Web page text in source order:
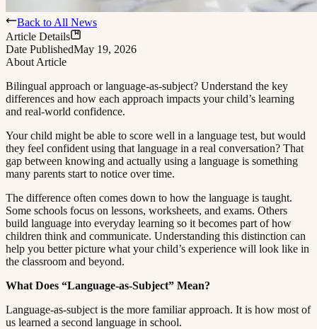
Back to All News
Article Details
Date PublishedMay 19, 2026
About Article
Bilingual approach or language-as-subject? Understand the key
differences and how each approach impacts your child’s learning
and real-world confidence.​​​​‌ ‍ ​‍​‍‌‍ ‌ ​‍‌‍‍‌‌‍‌ ‌‍‍‌‌‍ ‍​‍​‍​ ‍‍​‍​‍‌ ​ ‌‍​‌‌‍ ‍‌‍‍‌‌ ‌​‌ ‍‌​‍ ‍‌‍‍‌‌‍ ​‍​‍​‍ ​​‍​‍‌‍‍​‌ ​‍‌‍‌‌‌‍‌‍​‍​‍​ ‍‍​‍​‍​‍ ‌ ​ ‌ ‌​‌ ‌‌‌‍‌​‌‍‍‌‌‍ ​‍ ‌‍‍‌‌‍ ‍‌ ‌​‌‍‌‌‌‍ ‍‌ ‌​​‍ ‌‍‌‌‌‍‌​‌‍‍‌‌ ‌​​‍ ‌‍ ‌‌‍ ‌‍‌​‌‍‌‌​ ‌‌ ​​‌ ​‍‌‍‌‌‌ ​ ‌‍‌‌‌‍ ‍‌ ‌​‌‍​‌‌ ‌​‌‍‍‌‌‍ ‌‍ ‍​ ‍ ‌‍‍‌‌‍‌​​ ‌​ ‍​‌‍​‍​ ‌‍‌‍‌​​ ‌​​ ‍‌‌‍‌‌​ ‍‌​‍ ‌​ ​ ​ ‌​‌‍‌​‌‍‌​​‍ ‌​ ‌​​ ​‍​ ​ ​ ‌‍​‍ ‌​ ‍‌​ ​‍‌‍‌​​ ​‌​‍ ‌‌‍‌‌​ ​​‌‍‌‍​ ​‌‌‍‌‌​ ‍‌​ ‌‌​ ‌​‌‍​‍‌‍‌‍‌‍‌​​ ​‌​ ‍ ‌ ‌​‌ ‍‌‌ ​​‌‍‌‌​ ‌‌‍ ‍‌‍‌‌‌ ‌ ‌ ​ ​ ‍ ‌ ​​‌‍​‌‌ ‌​‌‍‍​​ ‌‌‍‌​‌‍‌‌‌ ​ ‌‍​ ‌ ​‍‌‍‍‌‌ ​​‌ ‌​‌‍‍‌‌‍ ‌‍ ‍​ ‌‍​‍‌‍​‌‌ ​ ‌‍‌‌‌‌‌‌‌ ​‍‌‍ ​​ ‌​‍‌‌​ ​‍‌​‌‍‌ ​ ‌ ‌​‌ ‌‌‌‍‌​‌‍‍‌‌‍ ​‍‌‍‌‍‍‌‌‍‌​​ ‌​ ‍​‌‍​‍​ ‌‍‌‍‌​​ ‌​​ ‍‌‌‍‌‌​ ‍‌​‍ ‌​ ​ ​ ‌​‌‍‌​‌‍‌​​‍ ‌​ ‌​​ ​‍​ ​ ​ ‌‍​‍ ‌​ ‍‌​ ​‍‌‍‌​​ ​‌​‍ ‌‌‍‌‌​ ​​‌‍‌‍​ ​‌‌‍‌‌​ ‍‌​ ‌‌​ ‌​‌‍​‍‌‍‌‍‌‍‌​​ ​‌​‍‌‍‌ ‌​‌ ‍‌‌ ​​‌‍‌‌​ ‌‌‍ ‍‌‍‌‌‌ ‌ ‌ ​ ​‍‌‍‌ ​​‌‍​‌‌ ‌​‌‍‍​​ ‌‌‍‌​‌‍‌‌‌ ​ ‌‍​ ‌ ​‍‌‍‍‌‌ ​​‌ ‌​‌‍‍‌‌‍ ‌‍ ‍​‍‌‍‌ ​​‌‍‌‌‌ ​‍‌ ​ ‌ ​​‌‍‌‌‌‍​ ‌ ‌​‌‍‍‌‌ ‌‍‌‍‌‌​ ‌‌ ​​‌ ‌‌‌‍​‍‌‍ ​‌‍‍‌‌ ​ ‌‍‍​‌‍‌‌‌‍‌​​‍​‍‌ ‌
Your child might be able to score well in a language test, but would
they feel confident using that language in a real conversation? That
gap between knowing and actually using a language is something
many parents start to notice over time.​​​​‌ ‍ ​‍​‍‌‍ ‌ ​‍‌‍‍‌‌‍‌ ‌‍‍‌‌‍ ‍​‍​‍​ ‍‍​‍​‍‌ ​ ‌‍​‌‌‍ ‍‌‍‍‌‌ ‌​‌ ‍‌​‍ ‍‌‍‍‌‌‍ ​‍​‍​‍ ​​‍​‍‌‍‍​‌ ​‍‌‍‌‌‌‍‌‍​‍​‍​ ‍‍​‍​‍​‍ ‌ ​ ‌ ‌​‌ ‌‌‌‍‌​‌‍‍‌‌‍ ​‍ ‌‍‍‌‌‍ ‍‌ ‌​‌‍‌‌‌‍ ‍‌ ‌​​‍ ‌‍‌‌‌‍‌​‌‍‍‌‌ ‌​​‍ ‌‍ ‌‌‍ ‌‍‌​‌‍‌‌​ ‌‌ ​​‌ ​‍‌‍‌‌‌ ​ ‌‍‌‌‌‍ ‍‌ ‌​‌‍​‌‌ ‌​‌‍‍‌‌‍ ‌‍ ‍​ ‍ ‌‍‍‌‌‍‌​​ ‌​ ‍​‌‍​‍​ ‌‍‌‍‌​​ ‌​​ ‍‌‌‍‌‌​ ‍‌​‍ ‌​ ​ ​ ‌​‌‍‌​‌‍‌​​‍ ‌​ ‌​​ ​‍​ ​ ​ ‌‍​‍ ‌​ ‍‌​ ​‍‌‍‌​​ ​‌​‍ ‌‌‍‌‌​ ​​‌‍‌‍​ ​‌‌‍‌‌​ ‍‌​ ‌‌​ ‌​‌‍​‍‌‍‌‍‌‍‌​​ ​‌​ ‍ ‌ ‌​‌ ‍‌‌ ​​‌‍‌‌​ ‌‌‍ ‍‌‍‌‌‌ ‌ ‌ ​ ​ ‍ ‌ ​​‌‍​‌‌ ‌​‌‍‍​​ ‌‌‍​ ‌‍ ‌‍ ‍‌ ‌​‌‍‌‌‌‍ ‍‌ ‌​​‍‌‌​ ‌‌‌​​‍‌‌ ‌‍‍ ‌‍‌‌‌ ‍‌​‍‌‌​ ​ ‌​‌​​‍‌‌​ ​ ‌​‌​​‍‌‌​ ​‍​ ​‍‌‍​‌​ ‌ ​ ​ ‌‍​‌​ ‌ ​ ​‍​ ‌ ​ ‌‍‌‍‌‌​ ​ ​ ​‍‌‍‌​​‍‌‌​ ​‍​ ​‍​‍‌‌​ ‌‌‌​‌​​‍ ‍‌‍​ ‌‍‍​‌‍‍‌‌‍ ​‌‍‌​‌ ​‍‌‍‌‌‌‍ ‍​‍‌‌​ ‌‌‌​​‍‌‌ ‌‍‍ ‌‍‌‌‌ ‍‌​‍‌‌​ ​ ‌​‌​​‍‌‌​ ​ ‌​‌​​‍‌‌​ ​‍​ ​‍​ ‌​​ ​ ‌‍​‍‌‍‌​​ ‌​​ ​‌‌‍​‍​ ‌‍‌‍‌‌‌‍‌‌​ ‍‌‌‍​‌​‍‌‌​ ​‍​ ​‍​‍‌‌​ ‌‌‌​‌​​‍ ‍‌ ‌​‌‍‌‌‌ ‍​‌ ‌​​ ‌‍​‍‌‍​‌‌ ​ ‌‍‌‌‌‌‌‌‌ ​‍‌‍ ​​ ‌​‍‌‌​ ​‍‌​‌‍‌ ​ ‌ ‌​‌ ‌‌‌‍‌​‌‍‍‌‌‍ ​‍‌‍‌‍‍‌‌‍‌​​ ‌​ ‍​‌‍​‍​ ‌‍‌‍‌​​ ‌​​ ‍‌‌‍‌‌​ ‍‌​‍ ‌​ ​ ​ ‌​‌‍‌​‌‍‌​​‍ ‌​ ‌​​ ​‍​ ​ ​ ‌‍​‍ ‌​ ‍‌​ ​‍‌‍‌​​ ​‌​‍ ‌‌‍‌‌​ ​​‌‍‌‍​ ​‌‌‍‌‌​ ‍‌​ ‌‌​ ‌​‌‍​‍‌‍‌‍‌‍‌​​ ​‌​‍‌‍‌ ‌​‌ ‍‌‌ ​​‌‍‌‌​ ‌‌‍ ‍‌‍‌‌‌ ‌ ‌ ​ ​‍‌‍‌ ​​‌‍​‌‌ ‌​‌‍‍​​ ‌‌‍​ ‌‍ ‌‍ ‍‌ ‌​‌‍‌‌‌‍ ‍‌ ‌​​‍‌‌​ ‌‌‌​​‍‌‌ ‌‍‍ ‌‍‌‌‌ ‍‌​‍‌‌​ ​ ‌​‌​​‍‌‌​ ​ ‌​‌​​‍‌‌​ ​‍​ ​‍‌‍​‌​ ‌ ​ ​ ‌‍​‌​ ‌ ​ ​‍​ ‌ ​ ‌‍‌‍‌‌​ ​ ​ ​‍‌‍‌​​‍‌‌​ ​‍​ ​‍​‍‌‌​ ‌‌‌​‌​​‍ ‍‌‍​ ‌‍‍​‌‍‍‌‌‍ ​‌‍‌​‌ ​‍‌‍‌‌‌‍ ‍​‍‌‌​ ‌‌‌​​‍‌‌ ‌‍‍ ‌‍‌‌‌ ‍‌​‍‌‌​ ​ ‌​‌​​‍‌‌​ ​ ‌​‌​​‍‌‌​ ​‍​ ​‍​ ‌​​ ​ ‌‍​‍‌‍‌​​ ‌​​ ​‌‌‍​‍​ ‌‍‌‍‌‌‌‍‌‌​ ‍‌‌‍​‌​‍‌‌​ ​‍​ ​‍​‍‌‌​ ‌‌‌​‌​​‍ ‍‌ ‌​‌‍‌‌‌ ‍​‌ ‌​​‍‌‍‌ ​​‌‍‌‌‌ ​‍‌ ​ ‌ ​​‌‍‌‌‌‍​ ‌ ‌​‌‍‍‌‌ ‌‍‌‍‌‌​ ‌‌ ​​‌ ‌‌‌‍​‍‌‍ ​‌‍‍‌‌ ​ ‌‍‍​‌‍‌‌‌‍‌​​‍​‍‌ ‌
The difference often comes down to how the language is taught.
Some schools focus on lessons, worksheets, and exams. Others
build language into everyday learning so it becomes part of how
children think and communicate. Understanding this distinction can
help you better picture what your child’s experience will look like in
the classroom and beyond.​​​​‌ ‍ ​‍​‍‌‍ ‌ ​‍‌‍‍‌‌‍‌ ‌‍‍‌‌‍ ‍​‍​‍​ ‍‍​‍​‍‌ ​ ‌‍​‌‌‍ ‍‌‍‍‌‌ ‌​‌ ‍‌​‍ ‍‌‍‍‌‌‍ ​‍​‍​‍ ​​‍​‍‌‍‍​‌ ​‍‌‍‌‌‌‍‌‍​‍​‍​ ‍‍​‍​‍​‍ ‌ ​ ‌ ‌​‌ ‌‌‌‍‌​‌‍‍‌‌‍ ​‍ ‌‍‍‌‌‍ ‍‌ ‌​‌‍‌‌‌‍ ‍‌ ‌​​‍ ‌‍‌‌‌‍‌​‌‍‍‌‌ ‌​​‍ ‌‍ ‌‌‍ ‌‍‌​‌‍‌‌​ ‌‌ ​​‌ ​‍‌‍‌‌‌ ​ ‌‍‌‌‌‍ ‍‌ ‌​‌‍​‌‌ ‌​‌‍‍‌‌‍ ‌‍ ‍​ ‍ ‌‍‍‌‌‍‌​​ ‌​ ‍​‌‍​‍​ ‌‍‌‍‌​​ ‌​​ ‍‌‌‍‌‌​ ‍‌​‍ ‌​ ​ ​ ‌​‌‍‌​‌‍‌​​‍ ‌​ ‌​​ ​‍​ ​ ​ ‌‍​‍ ‌​ ‍‌​ ​‍‌‍‌​​ ​‌​‍ ‌‌‍‌‌​ ​​‌‍‌‍​ ​‌‌‍‌‌​ ‍‌​ ‌‌​ ‌​‌‍​‍‌‍‌‍‌‍‌​​ ​‌​ ‍ ‌ ‌​‌ ‍‌‌ ​​‌‍‌‌​ ‌‌‍ ‍‌‍‌‌‌ ‌ ‌ ​ ​ ‍ ‌ ​​‌‍​‌‌ ‌​‌‍‍​​ ‌‌‍​ ‌‍ ‌‍ ‍‌ ‌​‌‍‌‌‌‍ ‍‌ ‌​​‍‌‌​ ‌‌‌​​‍‌‌ ‌‍‍ ‌‍‌‌‌ ‍‌​‍‌‌​ ​ ‌​‌​​‍‌‌​ ​ ‌​‌​​‍‌‌​ ​‍​ ​‍‌‍‌‍‌‍‌‍​ ​‍​ ​‍‌‍‌​​ ​‌​ ​‌​ ‌‌‌‍​‍​ ​​​ ‍‌‌‍​‌​‍‌‌​ ​‍​ ​‍​‍‌‌​ ‌‌‌​‌​​‍ ‍‌‍​ ‌‍‍​‌‍‍‌‌‍ ​‌‍‌​‌ ​‍‌‍‌‌‌‍ ‍​‍‌‌​ ‌‌‌​​‍‌‌ ‌‍‍ ‌‍‌‌‌ ‍‌​‍‌‌​ ​ ‌​‌​​‍‌‌​ ​ ‌​‌​​‍‌‌​ ​‍​ ​‍‌‍​‌​ ‌‌​ ‍​​ ‍​​ ‍​‌‍​‍​ ‌‍​ ‌‌​ ​​​ ‌‍​ ‍​​ ​​​‍‌‌​ ​‍​ ​‍​‍‌‌​ ‌‌‌​‌​​‍ ‍‌ ‌​‌‍‌‌‌ ‍​‌ ‌​​ ‌‍​‍‌‍​‌‌ ​ ‌‍‌‌‌‌‌‌‌ ​‍‌‍ ​​ ‌​‍‌‌​ ​‍‌​‌‍‌ ​ ‌ ‌​‌ ‌‌‌‍‌​‌‍‍‌‌‍ ​‍‌‍‌‍‍‌‌‍‌​​ ‌​ ‍​‌‍​‍​ ‌‍‌‍‌​​ ‌​​ ‍‌‌‍‌‌​ ‍‌​‍ ‌​ ​ ​ ‌​‌‍‌​‌‍‌​​‍ ‌​ ‌​​ ​‍​ ​ ​ ‌‍​‍ ‌​ ‍‌​ ​‍‌‍‌​​ ​‌​‍ ‌‌‍‌‌​ ​​‌‍‌‍​ ​‌‌‍‌‌​ ‍‌​ ‌‌​ ‌​‌‍​‍‌‍‌‍‌‍‌​​ ​‌​‍‌‍‌ ‌​‌ ‍‌‌ ​​‌‍‌‌​ ‌‌‍ ‍‌‍‌‌‌ ‌ ‌ ​ ​‍‌‍‌ ​​‌‍​‌‌ ‌​‌‍‍​​ ‌‌‍​ ‌‍ ‌‍ ‍‌ ‌​‌‍‌‌‌‍ ‍‌ ‌​​‍‌‌​ ‌‌‌​​‍‌‌ ‌‍‍ ‌‍‌‌‌ ‍‌​‍‌‌​ ​ ‌​‌​​‍‌‌​ ​ ‌​‌​​‍‌‌​ ​‍​ ​‍‌‍‌‍‌‍‌‍​ ​‍​ ​‍‌‍‌​​ ​‌​ ​‌​ ‌‌‌‍​‍​ ​​​ ‍‌‌‍​‌​‍‌‌​ ​‍​ ​‍​‍‌‌​ ‌‌‌​‌​​‍ ‍‌‍​ ‌‍‍​‌‍‍‌‌‍ ​‌‍‌​‌ ​‍‌‍‌‌‌‍ ‍​‍‌‌​ ‌‌‌​​‍‌‌ ‌‍‍ ‌‍‌‌‌ ‍‌​‍‌‌​ ​ ‌​‌​​‍‌‌​ ​ ‌​‌​​‍‌‌​ ​‍​ ​‍‌‍​‌​ ‌‌​ ‍​​ ‍​​ ‍​‌‍​‍​ ‌‍​ ‌‌​ ​​​ ‌‍​ ‍​​ ​​​‍‌‌​ ​‍​ ​‍​‍‌‌​ ‌‌‌​‌​​‍ ‍‌ ‌​‌‍‌‌‌ ‍​‌ ‌​​‍‌‍‌ ​​‌‍‌‌‌ ​‍‌ ​ ‌ ​​‌‍‌‌‌‍​ ‌ ‌​‌‍‍‌‌ ‌‍‌‍‌‌​ ‌‌ ​​‌ ‌‌‌‍​‍‌‍ ​‌‍‍‌‌ ​ ‌‍‍​‌‍‌‌‌‍‌​​‍​‍‌ ‌
What Does “Language-as-Subject” Mean?​​​​‌ ‍ ​‍​‍‌‍ ‌ ​‍‌‍‍‌‌‍‌ ‌‍‍‌‌‍ ‍​‍​‍​ ‍‍​‍​‍‌ ​ ‌‍​‌‌‍ ‍‌‍‍‌‌ ‌​‌ ‍‌​‍ ‍‌‍‍‌‌‍ ​‍​‍​‍ ​​‍​‍‌‍‍​‌ ​‍‌‍‌‌‌‍‌‍​‍​‍​ ‍‍​‍​‍​‍ ‌ ​ ‌ ‌​‌ ‌‌‌‍‌​‌‍‍‌‌‍ ​‍ ‌‍‍‌‌‍ ‍‌ ‌​‌‍‌‌‌‍ ‍‌ ‌​​‍ ‌‍‌‌‌‍‌​‌‍‍‌‌ ‌​​‍ ‌‍ ‌‌‍ ‌‍‌​‌‍‌‌​ ‌‌ ​​‌ ​‍‌‍‌‌‌ ​ ‌‍‌‌‌‍ ‍‌ ‌​‌‍​‌‌ ‌​‌‍‍‌‌‍ ‌‍ ‍​ ‍ ‌‍‍‌‌‍‌​​ ‌​ ‍​‌‍​‍​ ‌‍‌‍‌​​ ‌​​ ‍‌‌‍‌‌​ ‍‌​‍ ‌​ ​ ​ ‌​‌‍‌​‌‍‌​​‍ ‌​ ‌​​ ​‍​ ​ ​ ‌‍​‍ ‌​ ‍‌​ ​‍‌‍‌​​ ​‌​‍ ‌‌‍‌‌​ ​​‌‍‌‍​ ​‌‌‍‌‌​ ‍‌​ ‌‌​ ‌​‌‍​‍‌‍‌‍‌‍‌​​ ​‌​ ‍ ‌ ‌​‌ ‍‌‌ ​​‌‍‌‌​ ‌‌‍ ‍‌‍‌‌‌ ‌ ‌ ​ ​ ‍ ‌ ​​‌‍​‌‌ ‌​‌‍‍​​ ‌‌‍​ ‌‍ ‌‍ ‍‌ ‌​‌‍‌‌‌‍ ‍‌ ‌​​‍‌‌​ ‌‌‌​​‍‌‌ ‌‍‍ ‌‍‌‌‌ ‍‌​‍‌‌​ ​ ‌​‌​​‍‌‌​ ​ ‌​‌​​‍‌‌​ ​‍​ ​‍‌‍​‌​ ‌‍‌‍​‍​ ​‍​ ​‌‌‍​‌​ ‍​‌‍​‌‌‍‌‍​ ‌‌​ ‌ ​ ​​​‍‌‌​ ​‍​ ​‍​‍‌‌​ ‌‌‌​‌​​‍ ‍‌‍​ ‌‍‍​‌‍‍‌‌‍ ​‌‍‌​‌ ​‍‌‍‌‌‌‍ ‍​‍‌‌​ ‌‌‌​​‍‌‌ ‌‍‍ ‌‍‌‌‌ ‍‌​‍‌‌​ ​ ‌​‌​​‍‌‌​ ​ ‌​‌​​‍‌‌​ ​‍​ ​‍​ ‌‍​ ​ ​ ​‌​ ‍​​ ​‍‌‍‌‍​ ​​​ ​‍​ ‌‍‌‍‌‍‌‍​‌​ ​‌​‍‌‌​ ​‍​ ​‍​‍‌‌​ ‌‌‌​‌​​‍ ‍‌ ‌​‌‍‌‌‌ ‍​‌ ‌​​ ‌‍​‍‌‍​‌‌ ​ ‌‍‌‌‌‌‌‌‌ ​‍‌‍ ​​ ‌​‍‌‌​ ​‍‌​‌‍‌ ​ ‌ ‌​‌ ‌‌‌‍‌​‌‍‍‌‌‍ ​‍‌‍‌‍‍‌‌‍‌​​ ‌​ ‍​‌‍​‍​ ‌‍‌‍‌​​ ‌​​ ‍‌‌‍‌‌​ ‍‌​‍ ‌​ ​ ​ ‌​‌‍‌​‌‍‌​​‍ ‌​ ‌​​ ​‍​ ​ ​ ‌‍​‍ ‌​ ‍‌​ ​‍‌‍‌​​ ​‌​‍ ‌‌‍‌‌​ ​​‌‍‌‍​ ​‌‌‍‌‌​ ‍‌​ ‌‌​ ‌​‌‍​‍‌‍‌‍‌‍‌​​ ​‌​‍‌‍‌ ‌​‌ ‍‌‌ ​​‌‍‌‌​ ‌‌‍ ‍‌‍‌‌‌ ‌ ‌ ​ ​‍‌‍‌ ​​‌‍​‌‌ ‌​‌‍‍​​ ‌‌‍​ ‌‍ ‌‍ ‍‌ ‌​‌‍‌‌‌‍ ‍‌ ‌​​‍‌‌​ ‌‌‌​​‍‌‌ ‌‍‍ ‌‍‌‌‌ ‍‌​‍‌‌​ ​ ‌​‌​​‍‌‌​ ​ ‌​‌​​‍‌‌​ ​‍​ ​‍‌‍​‌​ ‌‍‌‍​‍​ ​‍​ ​‌‌‍​‌​ ‍​‌‍​‌‌‍‌‍​ ‌‌​ ‌ ​ ​​​‍‌‌​ ​‍​ ​‍​‍‌‌​ ‌‌‌​‌​​‍ ‍‌‍​ ‌‍‍​‌‍‍‌‌‍ ​‌‍‌​‌ ​‍‌‍‌‌‌‍ ‍​‍‌‌​ ‌‌‌​​‍‌‌ ‌‍‍ ‌‍‌‌‌ ‍‌​‍‌‌​ ​ ‌​‌​​‍‌‌​ ​ ‌​‌​​‍‌‌​ ​‍​ ​‍​ ‌‍​ ​ ​ ​‌​ ‍​​ ​‍‌‍‌‍​ ​​​ ​‍​ ‌‍‌‍‌‍‌‍​‌​ ​‌​‍‌‌​ ​‍​ ​‍​‍‌‌​ ‌‌‌​‌​​‍ ‍‌ ‌​‌‍‌‌‌ ‍​‌ ‌​​‍‌‍‌ ​​‌‍‌‌‌ ​‍‌ ​ ‌ ​​‌‍‌‌‌‍​ ‌ ‌​‌‍‍‌‌ ‌‍‌‍‌‌​ ‌‌ ​​‌ ‌‌‌‍​‍‌‍ ​‌‍‍‌‌ ​ ‌‍‍​‌‍‌‌‌‍‌​​‍​‍‌ ‌
Language-as-subject is the more familiar approach. It is how most of
us learned a second language in school.​​​​‌ ‍ ​‍​‍‌‍ ‌ ​‍‌‍‍‌‌‍‌ ‌‍‍‌‌‍ ‍​‍​‍​ ‍‍​‍​‍‌ ​ ‌‍​‌‌‍ ‍‌‍‍‌‌ ‌​‌ ‍‌​‍ ‍‌‍‍‌‌‍ ​‍​‍​‍ ​​‍​‍‌‍‍​‌ ​‍‌‍‌‌‌‍‌‍​‍​‍​ ‍‍​‍​‍​‍ ‌ ​ ‌ ‌​‌ ‌‌‌‍‌​‌‍‍‌‌‍ ​‍ ‌‍‍‌‌‍ ‍‌ ‌​‌‍‌‌‌‍ ‍‌ ‌​​‍ ‌‍‌‌‌‍‌​‌‍‍‌‌ ‌​​‍ ‌‍ ‌‌‍ ‌‍‌​‌‍‌‌​ ‌‌ ​​‌ ​‍‌‍‌‌‌ ​ ‌‍‌‌‌‍ ‍‌ ‌​‌‍​‌‌ ‌​‌‍‍‌‌‍ ‌‍ ‍​ ‍ ‌‍‍‌‌‍‌​​ ‌​ ‍​‌‍​‍​ ‌‍‌‍‌​​ ‌​​ ‍‌‌‍‌‌​ ‍‌​‍ ‌​ ​ ​ ‌​‌‍‌​‌‍‌​​‍ ‌​ ‌​​ ​‍​ ​ ​ ‌‍​‍ ‌​ ‍‌​ ​‍‌‍‌​​ ​‌​‍ ‌‌‍‌‌​ ​​‌‍‌‍​ ​‌‌‍‌‌​ ‍‌​ ‌‌​ ‌​‌‍​‍‌‍‌‍‌‍‌​​ ​‌​ ‍ ‌ ‌​‌ ‍‌‌ ​​‌‍‌‌​ ‌‌‍ ‍‌‍‌‌‌ ‌ ‌ ​ ​ ‍ ‌ ​​‌‍​‌‌ ‌​‌‍‍​​ ‌‌‍​ ‌‍ ‌‍ ‍‌ ‌​‌‍‌‌‌‍ ‍‌ ‌​​‍‌‌​ ‌‌‌​​‍‌‌ ‌‍‍ ‌‍‌‌‌ ‍‌​‍‌‌​ ​ ‌​‌​​‍‌‌​ ​ ‌​‌​​‍‌‌​ ​‍​ ​‍​ ‌‌‌‍‌‌‌‍​ ‌‍‌‍​ ‌​​ ‌ ​ ‍​​ ​​​ ‌​​ ‌ ​ ​‍​ ​ ​‍‌‌​ ​‍​ ​‍​‍‌‌​ ‌‌‌​‌​​‍ ‍‌‍​ ‌‍‍​‌‍‍‌‌‍ ​‌‍‌​‌ ​‍‌‍‌‌‌‍ ‍​‍‌‌​ ‌‌‌​​‍‌‌ ‌‍‍ ‌‍‌‌‌ ‍‌​‍‌‌​ ​ ‌​‌​​‍‌‌​ ​ ‌​‌​​‍‌‌​ ​‍​ ​‍​ ‌ ​ ‌ ​ ‌ ​ ​​‌‍‌‌‌‍​‍‌‍‌‌​ ‍‌​ ​‍​ ‍​​ ​‍​ ‌​​‍‌‌​ ​‍​ ​‍​‍‌‌​ ‌‌‌​‌​​‍ ‍‌ ‌​‌‍‌‌‌ ‍​‌ ‌​​ ‌‍​‍‌‍​‌‌ ​ ‌‍‌‌‌‌‌‌‌ ​‍‌‍ ​​ ‌​‍‌‌​ ​‍‌​‌‍‌ ​ ‌ ‌​‌ ‌‌‌‍‌​‌‍‍‌‌‍ ​‍‌‍‌‍‍‌‌‍‌​​ ‌​ ‍​‌‍​‍​ ‌‍‌‍‌​​ ‌​​ ‍‌‌‍‌‌​ ‍‌​‍ ‌​ ​ ​ ‌​‌‍‌​‌‍‌​​‍ ‌​ ‌​​ ​‍​ ​ ​ ‌‍​‍ ‌​ ‍‌​ ​‍‌‍‌​​ ​‌​‍ ‌‌‍‌‌​ ​​‌‍‌‍​ ​‌‌‍‌‌​ ‍‌​ ‌‌​ ‌​‌‍​‍‌‍‌‍‌‍‌​​ ​‌​‍‌‍‌ ‌​‌ ‍‌‌ ​​‌‍‌‌​ ‌‌‍ ‍‌‍‌‌‌ ‌ ‌ ​ ​‍‌‍‌ ​​‌‍​‌‌ ‌​‌‍‍​​ ‌‌‍​ ‌‍ ‌‍ ‍‌ ‌​‌‍‌‌‌‍ ‍‌ ‌​​‍‌‌​ ‌‌‌​​‍‌‌ ‌‍‍ ‌‍‌‌‌ ‍‌​‍‌‌​ ​ ‌​‌​​‍‌‌​ ​ ‌​‌​​‍‌‌​ ​‍​ ​‍​ ‌‌‌‍‌‌‌‍​ ‌‍‌‍​ ‌​​ ‌ ​ ‍​​ ​​​ ‌​​ ‌ ​ ​‍​ ​ ​‍‌‌​ ​‍​ ​‍​‍‌‌​ ‌‌‌​‌​​‍ ‍‌‍​ ‌‍‍​‌‍‍‌‌‍ ​‌‍‌​‌ ​‍‌‍‌‌‌‍ ‍​‍‌‌​ ‌‌‌​​‍‌‌ ‌‍‍ ‌‍‌‌‌ ‍‌​‍‌‌​ ​ ‌​‌​​‍‌‌​ ​ ‌​‌​​‍‌‌​ ​‍​ ​‍​ ‌ ​ ‌ ​ ‌ ​ ​​‌‍‌‌‌‍​‍‌‍‌‌​ ‍‌​ ​‍​ ‍​​ ​‍​ ‌​​‍‌‌​ ​‍​ ​‍​‍‌‌​ ‌‌‌​‌​​‍ ‍‌ ‌​‌‍‌‌‌ ‍​‌ ‌​​‍‌‍‌ ​​‌‍‌‌‌ ​‍‌ ​ ‌ ​​‌‍‌‌‌‍​ ‌ ‌​‌‍‍‌‌ ‌‍‌‍‌‌​ ‌‌ ​​‌ ‌‌‌‍​‍‌‍ ​‌‍‍‌‌ ​ ‌‍‍​‌‍‌‌‌‍‌​​‍​‍‌ ‌